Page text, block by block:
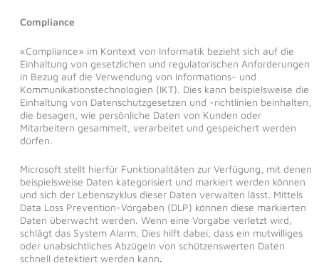
Compliance
«Compliance» im Kontext von Informatik bezieht sich auf die
Einhaltung von gesetzlichen und regulatorischen Anforderungen
in Bezug auf die Verwendung von Informations- und
Kommunikationstechnologien (IKT). Dies kann beispielsweise die
Einhaltung von Datenschutzgesetzen und -richtlinien beinhalten,
die besagen, wie persönliche Daten von Kunden oder
Mitarbeitern gesammelt, verarbeitet und gespeichert werden
dürfen.
Microsoft stellt hierfür Funktionalitäten zur Verfügung, mit denen
beispielsweise Daten kategorisiert und markiert werden können
und sich der Lebenszyklus dieser Daten verwalten lässt. Mittels
Data Loss Prevention-Vorgaben (DLP) können diese markierten
Daten überwacht werden. Wenn eine Vorgabe verletzt wird,
schlägt das System Alarm. Dies hilft dabei, dass ein mutwilliges
oder unabsichtliches Abzügeln von schützenswerten Daten
schnell detektiert werden kann.